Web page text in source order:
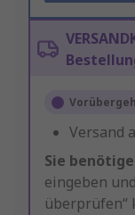
Versand
Sie
eingeben
überprüfen“